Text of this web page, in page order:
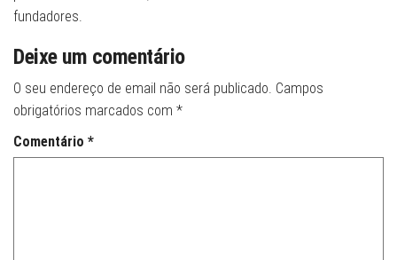
fundadores.
Deixe um comentário
O seu endereço de email não será publicado. Campos
obrigatórios marcados com *
Comentário *